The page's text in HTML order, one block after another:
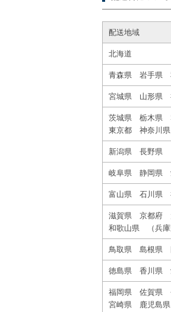
配送地域
北海道
青森県 岩手県
宮城県 山形県
茨城県 栃木県
東京都 神奈川
新潟県 長野県
岐阜県 静岡県
富山県 石川県
滋賀県 京都府
和歌山県 （兵庫
鳥取県 島根県
徳島県 香川県
福岡県 佐賀県
宮崎県 鹿児島県